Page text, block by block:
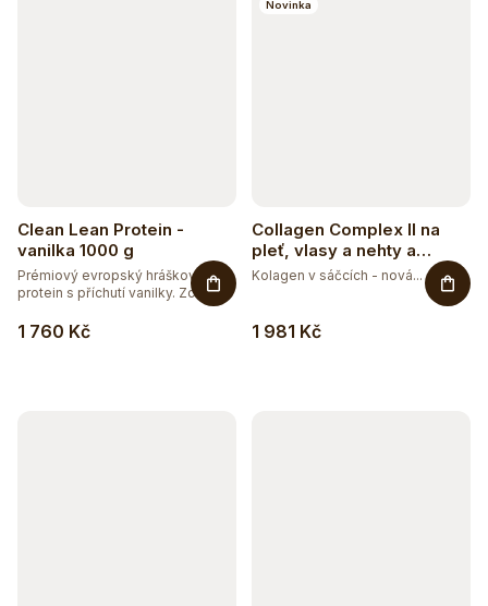
Clean Lean Protein -
vanilka 1000 g
1 760 Kč
Prémiový evropský hráškový
protein s příchutí vanilky. Zcela...
Novinka
Collagen Complex II na
pleť, vlasy a nehty a
vitalitu s příchutí mango-
1 981 Kč
Kolagen v sáčcích - nová...
Těžko po jídle?